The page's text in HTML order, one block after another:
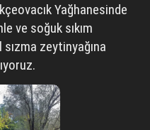
Yağhanesinde
ve soğuk sıkım
zeytinyağına